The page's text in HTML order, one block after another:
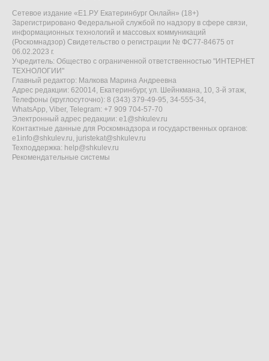
Сетевое издание «Е1.РУ Екатеринбург Онлайн» (18+)
Зарегистрировано Федеральной службой по надзору в сфере связи,
информационных технологий и массовых коммуникаций
(Роскомнадзор) Свидетельство о регистрации № ФС77-84675 от
06.02.2023 г.
Учредитель: Общество с ограниченной ответственностью "ИНТЕРНЕТ
ТЕХНОЛОГИИ"
Главный редактор: Малкова Марина Андреевна
Адрес редакции: 620014, Екатеринбург, ул. Шейнкмана, 10, 3-й этаж,
Телефоны (круглосуточно): 8 (343) 379-49-95, 34-555-34,
WhatsApp, Viber, Telegram: +7 909 704-57-70
Электронный адрес редакции: e1@shkulev.ru
Контактные данные для Роскомнадзора и государственных органов:
e1info@shkulev.ru, juristekat@shkulev.ru
Техподдержка: help@shkulev.ru
Рекомендательные системы